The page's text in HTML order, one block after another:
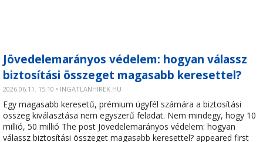
Jövedelemarányos védelem: hogyan válassz
biztosítási összeget magasabb keresettel?
2026.06.11. 15:10 • INGATLANHIREK.HU
Egy magasabb keresetű, prémium ügyfél számára a biztosítási
összeg kiválasztása nem egyszerű feladat. Nem mindegy, hogy 10
millió, 50 millió The post Jövedelemarányos védelem: hogyan
válassz biztosítási összeget magasabb keresettel? appeared first